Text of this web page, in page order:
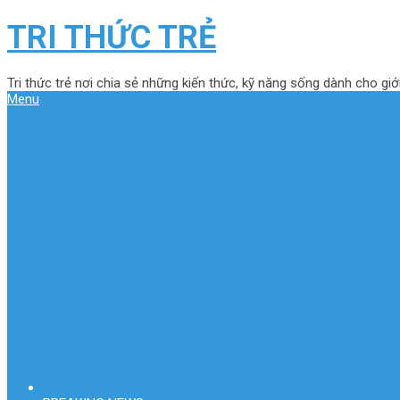
TRI THỨC TRẺ
Tri thức trẻ nơi chia sẻ những kiến thức, kỹ năng sống dành cho
Menu